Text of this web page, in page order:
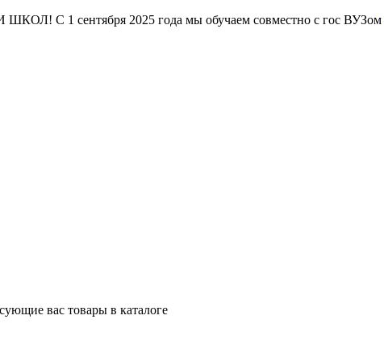
С 1 сентября 2025 года мы обучаем совместно с гос ВУЗом
вас товары в каталоге